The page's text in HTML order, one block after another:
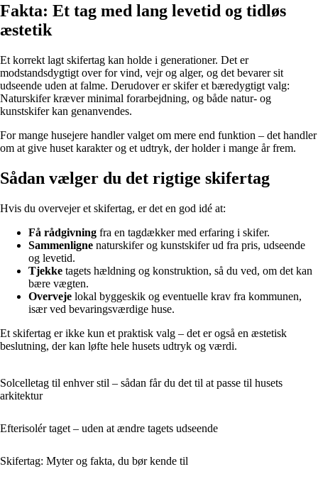
Fakta: Et tag med lang levetid og tidløs
æstetik
Et korrekt lagt skifertag kan holde i generationer. Det er
modstandsdygtigt over for vind, vejr og alger, og det bevarer sit
udseende uden at falme. Derudover er skifer et bæredygtigt valg:
Naturskifer kræver minimal forarbejdning, og både natur- og
kunstskifer kan genanvendes.
For mange husejere handler valget om mere end funktion – det handler
om at give huset karakter og et udtryk, der holder i mange år frem.
Sådan vælger du det rigtige skifertag
Hvis du overvejer et skifertag, er det en god idé at:
Få rådgivning fra en tagdækker med erfaring i skifer.
Sammenligne naturskifer og kunstskifer ud fra pris, udseende
og levetid.
Tjekke tagets hældning og konstruktion, så du ved, om det kan
bære vægten.
Overveje lokal byggeskik og eventuelle krav fra kommunen,
især ved bevaringsværdige huse.
Et skifertag er ikke kun et praktisk valg – det er også en æstetisk
beslutning, der kan løfte hele husets udtryk og værdi.
Solcelletag til enhver stil – sådan får du det til at passe til husets
arkitektur
Efterisolér taget – uden at ændre tagets udseende
Skifertag: Myter og fakta, du bør kende til